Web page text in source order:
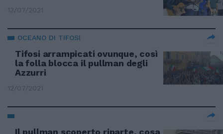
13/07/2021
OCEANO DI TIFOSI
Tifosi arrampicati ovunque, così
la folla blocca il pullman degli
Azzurri
12/07/2021
Il pullman scoperto riparte, cosa